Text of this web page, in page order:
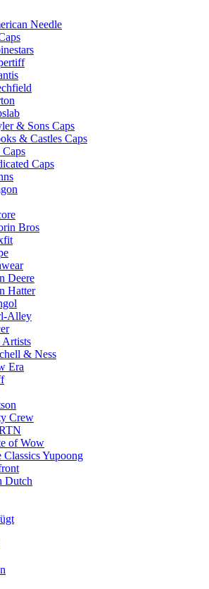
Needle
& Sons Caps
& Castles Caps
Caps
Bros
Deere
Hatter
Alley
Artists
& Ness
Era
Crew
of Wow
Classics Yupoong
Dutch